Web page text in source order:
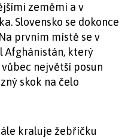
zeměmi a v
Slovensko se dokonce
prvním místě se v
Afghánistán, který
největší posun
skok na čelo
kraluje žebříčku